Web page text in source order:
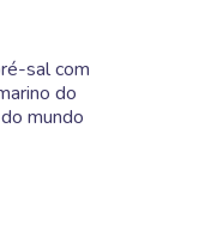
sal com
do
mundo